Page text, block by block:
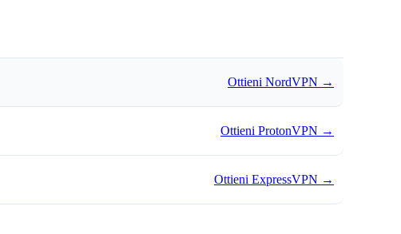
Ottieni NordVPN →
Ottieni ProtonVPN →
Ottieni ExpressVPN →